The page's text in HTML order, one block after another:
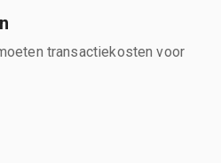
transactiekosten voor